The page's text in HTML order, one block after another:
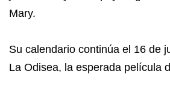
Mary.
Su calendario continúa el 16 de
La Odisea, la esperada película